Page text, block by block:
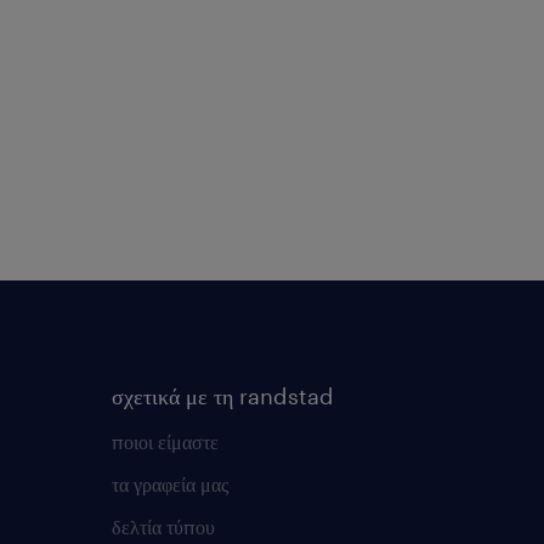
σχετικά με τη randstad
ποιοι είμαστε
τα γραφεία μας
δελτία τύπου